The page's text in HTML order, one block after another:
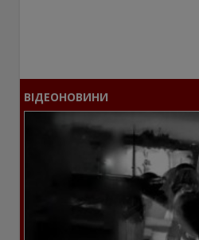
ВІДЕОНОВИНИ